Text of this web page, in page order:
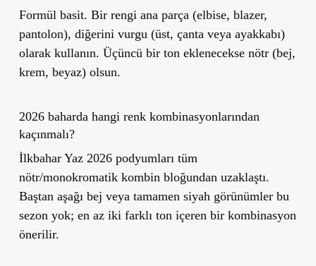
Formül basit. Bir rengi ana parça (elbise, blazer,
pantolon), diğerini vurgu (üst, çanta veya ayakkabı)
olarak kullanın. Üçüncü bir ton eklenecekse nötr (bej,
krem, beyaz) olsun.
2026 baharda hangi renk kombinasyonlarından
kaçınmalı?
İlkbahar Yaz 2026 podyumları tüm
nötr/monokromatik kombin bloğundan uzaklaştı.
Baştan aşağı bej veya tamamen siyah görünümler bu
sezon yok; en az iki farklı ton içeren bir kombinasyon
önerilir.